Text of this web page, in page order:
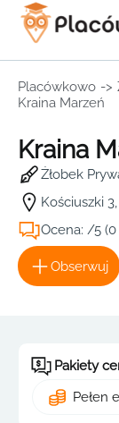
Placówkowo ->
Kraina Marzeń
Kraina
Żłobek
Kościuszki
Ocena: /5 (0
Obserwuj
Pakiety
Pełen